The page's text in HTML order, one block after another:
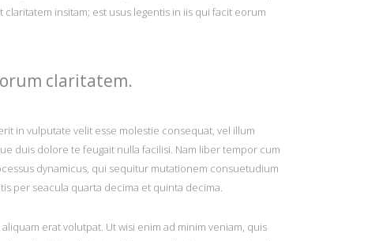
insitam; est usus legentis in iis qui facit eorum
claritatem.
in vulputate velit esse molestie consequat, vel illum
duis dolore te feugait nulla facilisi. Nam liber tempor cum
dynamicus, qui sequitur mutationem consuetudium
per seacula quarta decima et quinta decima.
erat volutpat. Ut wisi enim ad minim veniam, quis